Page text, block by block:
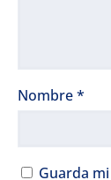
Nombre*
Guarda